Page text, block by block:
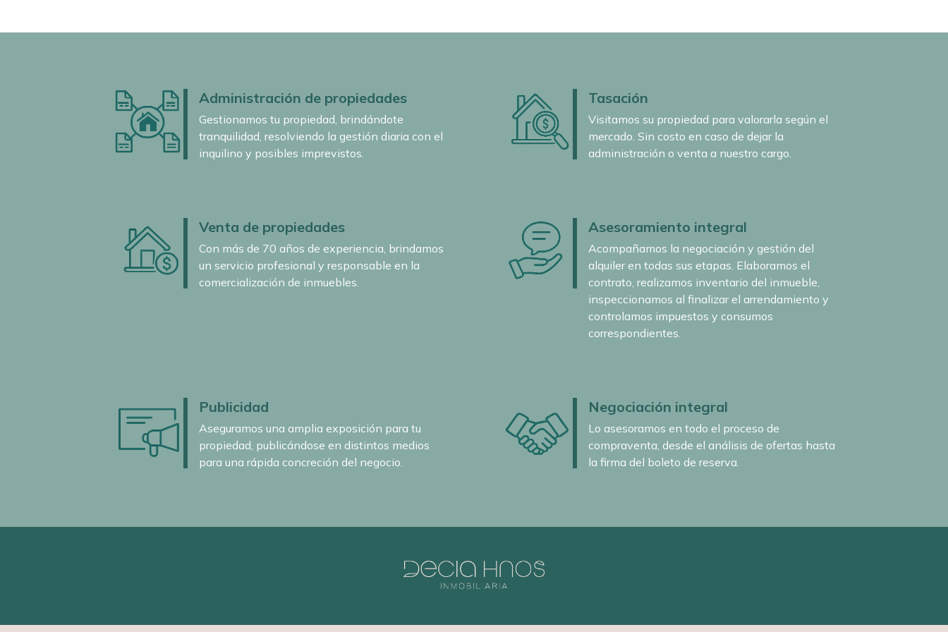
Administración de propiedades
Gestionamos tu propiedad, brindándote
tranquilidad, resolviendo la gestión diaria con el
inquilino y posibles imprevistos.
Tasación
Visitamos su propiedad para valorarla según el
mercado. Sin costo en caso de dejar la
administración o venta a nuestro cargo.
Venta de propiedades
Con más de 70 años de experiencia, brindamos
un servicio profesional y responsable en la
comercialización de inmuebles.
Asesoramiento integral
Acompañamos la negociación y gestión del
alquiler en todas sus etapas. Elaboramos el
contrato, realizamos inventario del inmueble,
inspeccionamos al finalizar el arrendamiento y
controlamos impuestos y consumos
correspondientes.
Publicidad
Aseguramos una amplia exposición para tu
propiedad, publicándose en distintos medios
para una rápida concreción del negocio.
Negociación integral
Lo asesoramos en todo el proceso de
compraventa, desde el análisis de ofertas hasta
la firma del boleto de reserva.